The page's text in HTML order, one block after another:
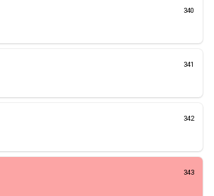
340
341
342
343